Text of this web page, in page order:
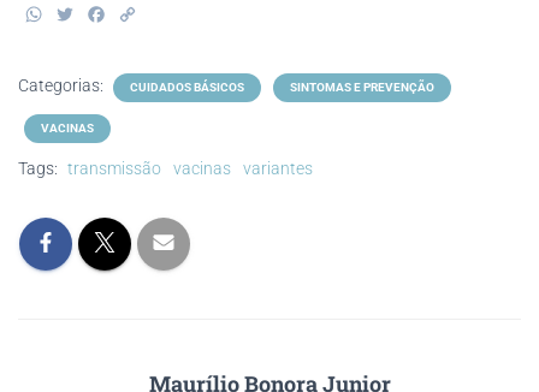
W
t
A
p
p
t
e
r
e
b
o
o
k
y
L
k
Categorias: CUIDADOS BÁSICOS SINTOMAS E PREVENÇÃO
VACINAS
Tags: transmissão vacinas variantes
Maurílio Bonora Junior